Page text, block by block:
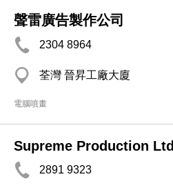
聲雷廣告製作公司
2304 8964
荃灣 晉昇工廠大廈
電腦噴畫
Supreme Production Ltd
2891 9323